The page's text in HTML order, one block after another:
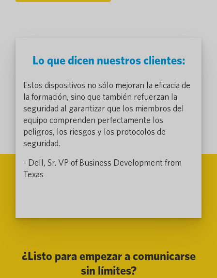
Lo que dicen nuestros clientes:
Estos dispositivos no sólo mejoran la eficacia de
la formación, sino que también refuerzan la
seguridad al garantizar que los miembros del
equipo comprenden perfectamente los
peligros, los riesgos y los protocolos de
seguridad.
- Dell, Sr. VP of Business Development from
Texas
¿Listo para empezar a comunicarse
sin límites?